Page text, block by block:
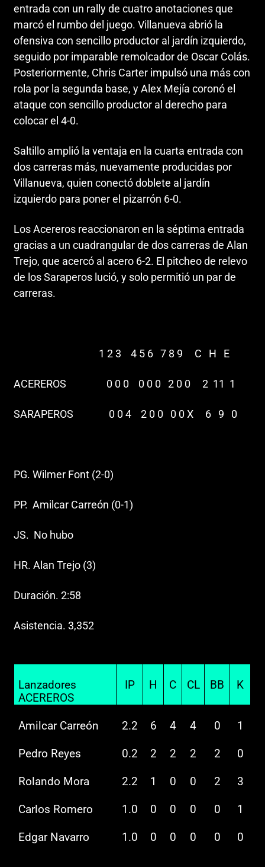
entrada con un rally de cuatro anotaciones que
marcó el rumbo del juego. Villanueva abrió la
ofensiva con sencillo productor al jardín izquierdo,
seguido por imparable remolcador de Oscar Colás.
Posteriormente, Chris Carter impulsó una más con
rola por la segunda base, y Alex Mejía coronó el
ataque con sencillo productor al derecho para
colocar el 4-0.
Saltillo amplió la ventaja en la cuarta entrada con
dos carreras más, nuevamente producidas por
Villanueva, quien conectó doblete al jardín
izquierdo para poner el pizarrón 6-0.
Los Acereros reaccionaron en la séptima entrada
gracias a un cuadrangular de dos carreras de Alan
Trejo, que acercó al acero 6-2. El pitcheo de relevo
de los Saraperos lució, y solo permitió un par de
carreras.
1 2 3 4 5 6 7 8 9 C H E
ACEREROS 0 0 0 0 0 0 2 0 0 2 11 1
SARAPEROS 0 0 4 2 0 0 0 0 X 6 9 0
PG. Wilmer Font (2-0)
PP. Amilcar Carreón (0-1)
JS. No hubo
HR. Alan Trejo (3)
Duración. 2:58
Asistencia. 3,352
Lanzadores
ACEREROS
IP H C CL BB K
Amilcar Carreón 2.2 6 4 4 0 1
Pedro Reyes 0.2 2 2 2 2 0
Rolando Mora 2.2 1 0 0 2 3
Carlos Romero 1.0 0 0 0 0 1
Edgar Navarro 1.0 0 0 0 0 0